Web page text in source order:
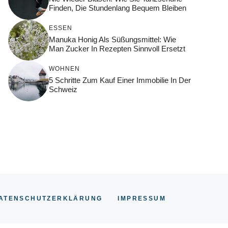
Finden, Die Stundenlang Bequem Bleiben
ESSEN
Manuka Honig Als Süßungsmittel: Wie
Man Zucker In Rezepten Sinnvoll Ersetzt
WOHNEN
5 Schritte Zum Kauf Einer Immobilie In Der
Schweiz
IMPRESSUM